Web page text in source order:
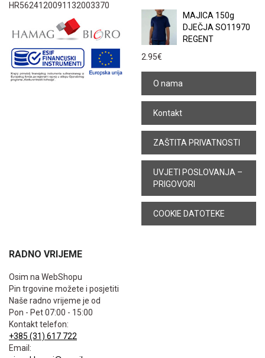
HR5624120091132003370
MAJICA 150g
DJEČJA SO11970
REGENT
2.95€
O nama
Kontakt
ZAŠTITA PRIVATNOSTI
UVJETI POSLOVANJA –
PRIGOVORI
COOKIE DATOTEKE
RADNO VRIJEME
Osim na WebShopu
Pin trgovine možete i posjetiti
Naše radno vrijeme je od
Pon - Pet 07:00 - 15:00
Kontakt telefon:
+385 (31) 617 722
Email: